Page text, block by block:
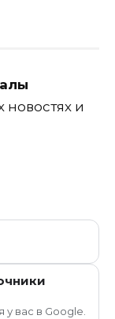
новостях и
у вас в Google.